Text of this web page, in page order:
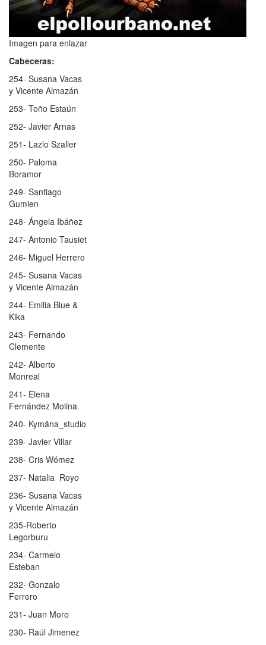
Imagen para enlazar
Cabeceras:
254- Susana Vacas
y Vicente Almazán
253- Toño Estaún
252- Javier Arnas
251- Lazlo Szaller
250- Paloma
Boramor
249- Santiago
Gumien
248- Ángela Ibáñez
247- Antonio Tausiet
246- Miguel Herrero
245- Susana Vacas
y Vicente Almazán
244- Emilia Blue &
Kika
243- Fernando
Clemente
242- Alberto
Monreal
241- Elena
Fernández Molina
240- Kymäna_studio
239- Javier Villar
238- Cris Wómez
237- Natalia Royo
236- Susana Vacas
y Vicente Almazán
235-Roberto
Legorburu
234- Carmelo
Esteban
232- Gonzalo
Ferrero
231- Juan Moro
230- Raúl Jimenez